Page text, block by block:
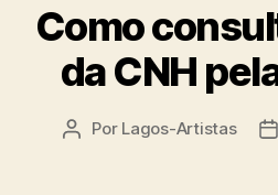
Como
da CNH
Autor
Por Lagos-Artistas